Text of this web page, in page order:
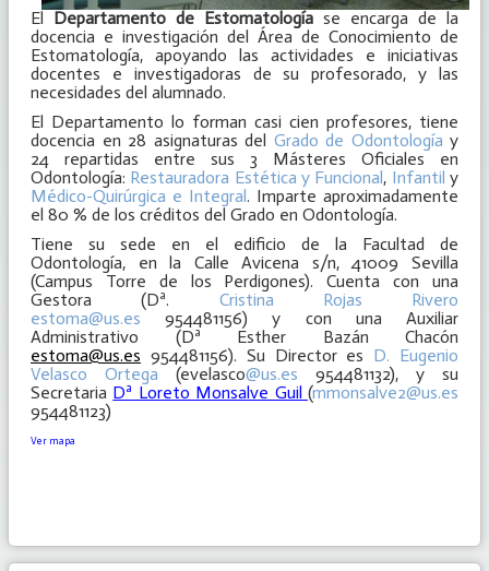
El Departamento de Estomatología se encarga de la
docencia e investigación del Área de Conocimiento de
Estomatología, apoyando las actividades e iniciativas
docentes e investigadoras de su profesorado, y las
necesidades del alumnado.
El Departamento lo forman casi cien profesores, tiene
docencia en 28 asignaturas del Grado de Odontología y
24 repartidas entre sus 3 Másteres Oficiales en
Odontología: Restauradora Estética y Funcional, Infantil y
Médico-Quirúrgica e Integral. Imparte aproximadamente
el 80 % de los créditos del Grado en Odontología.
Tiene su sede en el edificio de la Facultad de
Odontología, en la Calle Avicena s/n, 41009 Sevilla
(Campus Torre de los Perdigones). Cuenta con una
Gestora (Dª. Cristina Rojas Rivero
estoma@us.es 954481156) y con una Auxiliar
Administrativo (Dª Esther Bazán Chacón
estoma@us.es 954481156). Su Director es D. Eugenio
Velasco Ortega (evelasco@us.es 954481132), y su
Secretaria Dª Loreto Monsalve Guil(mmonsalve2@us.es
954481123)
Ver mapa